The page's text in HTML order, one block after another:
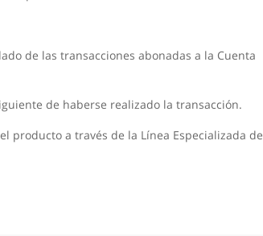
de las transacciones abonadas a la Cuenta
de haberse realizado la transacción.
producto a través de la Línea Especializada de